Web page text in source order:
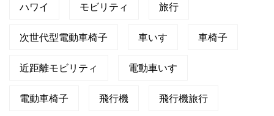
ハワイ モビリティ 旅行
次世代型電動車椅子 車いす 車椅子
近距離モビリティ 電動車いす
電動車椅子 飛行機 飛行機旅行